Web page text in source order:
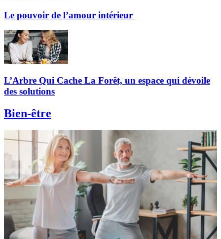
Le pouvoir de l’amour intérieur
L’Arbre Qui Cache La Forêt, un espace qui dévoile
des solutions
Bien-être